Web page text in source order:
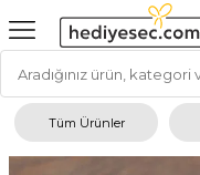
Tüm Ürünler